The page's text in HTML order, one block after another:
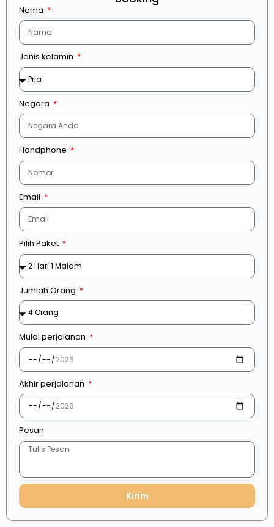
Nama
Jenis kelamin
Negara
Handphone
Email
Pilih Paket
Jumlah Orang
Mulai perjalanan
Akhir perjalanan
Pesan
Kirim